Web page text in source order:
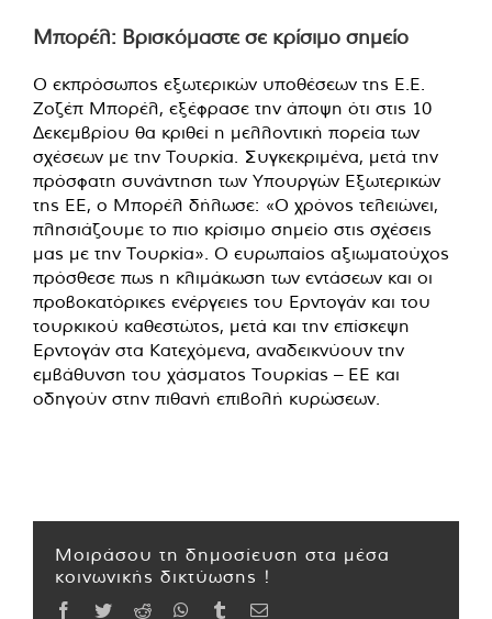
Μπορέλ: Βρισκόμαστε σε κρίσιμο σημείο
Ο εκπρόσωπος εξωτερικών υποθέσεων της Ε.Ε.
Ζοζέπ Μπορέλ, εξέφρασε την άποψη ότι στις 10
Δεκεμβρίου θα κριθεί η μελλοντική πορεία των
σχέσεων με την Τουρκία. Συγκεκριμένα, μετά την
πρόσφατη συνάντηση των Υπουργών Εξωτερικών
της ΕΕ, ο Μπορέλ δήλωσε: «Ο χρόνος τελειώνει,
πλησιάζουμε το πιο κρίσιμο σημείο στις σχέσεις
μας με την Τουρκία». Ο ευρωπαίος αξιωματούχος
πρόσθεσε πως η κλιμάκωση των εντάσεων και οι
προβοκατόρικες ενέργειες του Ερντογάν και του
τουρκικού καθεστώτος, μετά και την επίσκεψη
Ερντογάν στα Κατεχόμενα, αναδεικνύουν την
εμβάθυνση του χάσματος Τουρκίας – ΕΕ και
οδηγούν στην πιθανή επιβολή κυρώσεων.
Μοιράσου τη δημοσίευση στα μέσα
κοινωνικής δικτύωσης !
Facebook
TwitterReddit WhatsApp
TumblrEmail